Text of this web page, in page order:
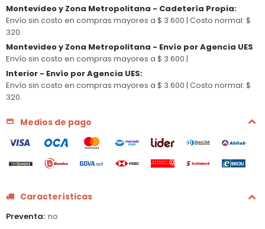
Montevideo y Zona Metropolitana - Cadetería Propia:
Envío sin costo en compras mayores a $ 3.600 | Costo normal: $
320.
Montevideo y Zona Metropolitana - Envío por Agencia UES
Envío sin costo en compras mayores a $ 3.600 |
Interior - Envío por Agencia UES:
Envío sin costo en compras mayores a $ 3.600 | Costo normal: $
320.
Medios de pago
Características
Preventa no